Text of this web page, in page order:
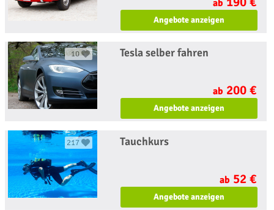
ab
Angebote anzeigen
10 Tesla selber fahren
ab 200 €
Angebote anzeigen
217 Tauchkurs
ab 52 €
Angebote anzeigen